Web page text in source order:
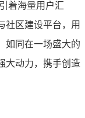
着海量用户汇
社区建设平台，用
如同在一场盛大的
大动力，携手创造